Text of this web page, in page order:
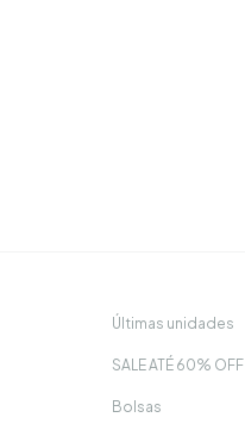
Últimas unidades
SALE ATÉ 60% OFF
Bolsas